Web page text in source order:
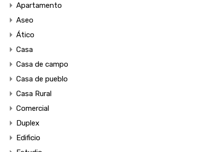
Apartamento
Aseo
Ático
Casa
Casa de campo
Casa de pueblo
Casa Rural
Comercial
Duplex
Edificio